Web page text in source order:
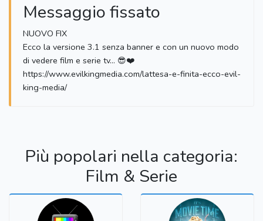
Messaggio fissato
NUOVO FIX
Ecco la versione 3.1 senza banner e con un nuovo modo
di vedere film e serie tv... 😎❤️
https://www.evilkingmedia.com/lattesa-e-finita-ecco-evil-
king-media/
Più popolari nella categoria:
Film & Serie